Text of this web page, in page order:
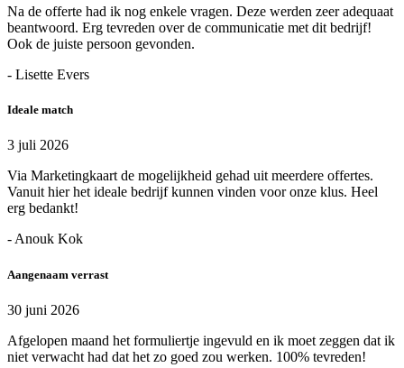
Na de offerte had ik nog enkele vragen. Deze werden zeer adequaat
beantwoord. Erg tevreden over de communicatie met dit bedrijf!
Ook de juiste persoon gevonden.
- Lisette Evers
Ideale match
3 juli 2026
Via Marketingkaart de mogelijkheid gehad uit meerdere offertes.
Vanuit hier het ideale bedrijf kunnen vinden voor onze klus. Heel
erg bedankt!
- Anouk Kok
Aangenaam verrast
30 juni 2026
Afgelopen maand het formuliertje ingevuld en ik moet zeggen dat ik
niet verwacht had dat het zo goed zou werken. 100% tevreden!